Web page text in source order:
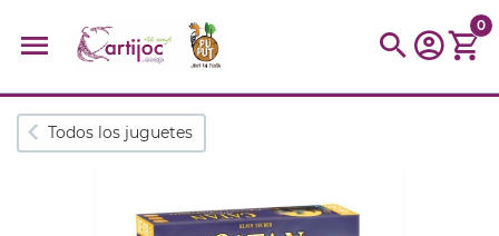
Búsquedas populares
kidynight Puzzle
Botella
0
Todos los juguetes